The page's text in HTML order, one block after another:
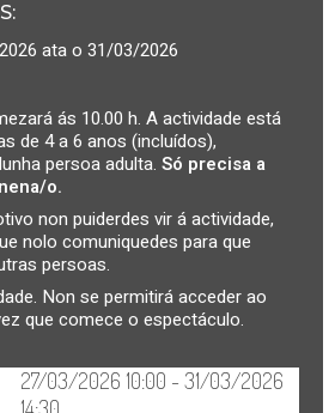
:
ata o 31/03/2026
ás 10.00 h. A actividade está
de 4 a 6 anos (incluídos),
persoa adulta. Só precisa a
o.
non puiderdes vir á actividade,
nolo comuniquedes para que
persoas.
Non se permitirá acceder ao
que comece o espectáculo.